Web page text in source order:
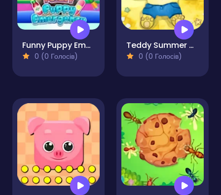
Funny Puppy Emergency
0 (0 Голосів)
Teddy Summer Dress-up
0 (0 Голосів)